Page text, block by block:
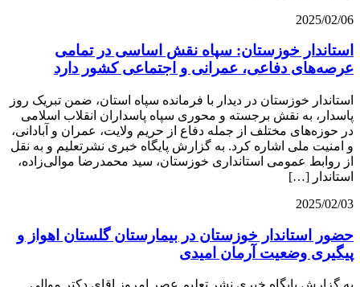
2025/02/06
استاندار خوزستان: سپاه نقش اساسی در تمامی
عرصه‌های دفاعی، عمرانی و اجتماعی کشور دارد
استاندار خوزستان در دیدار با فرمانده سپاه استان، ضمن تبریک روز
پاسدار، به نقش برجسته و محوری سپاه پاسداران انقلاب اسلامی
در حوزه‌های مختلف از جمله دفاع از حریم ولایت، عمران و آبادانی،
و امنیت ملی اشاره کرد. به گزارش پایگاه خبری نشرتعلیم و به نقل
از روابط عمومی استانداری خوزستان، سید محمدرضا موالی‌زاده،
استاندار […]
2025/02/03
حضور استاندار خوزستان در بیمارستان گلستان اهواز و
پیگیری وضعیت آرمان امیدی